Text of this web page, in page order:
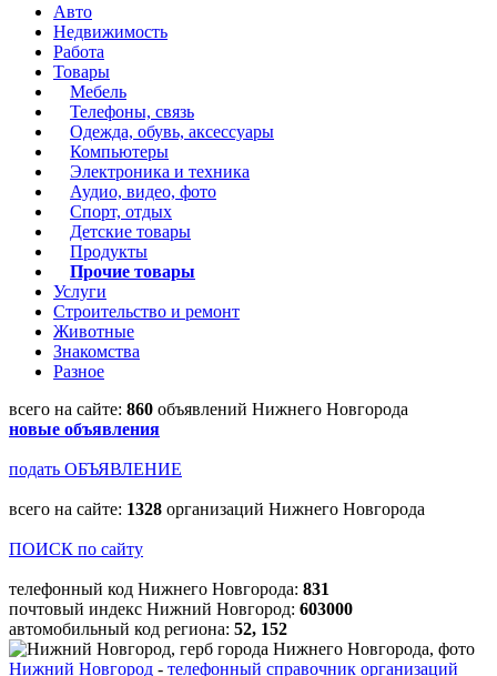
Авто
Недвижимость
Работа
Товары
Мебель
Телефоны, связь
Одежда, обувь, аксессуары
Компьютеры
Электроника и техника
Аудио, видео, фото
Спорт, отдых
Детские товары
Продукты
Прочие товары
Услуги
Строительство и ремонт
Животные
Знакомства
Разное
всего на сайте: 860 объявлений Нижнего Новгорода
новые объявления
подать ОБЪЯВЛЕНИЕ
всего на сайте: 1328 организаций Нижнего Новгорода
ПОИСК по сайту
телефонный код Нижнего Новгорода: 831
почтовый индекс Нижний Новгород: 603000
автомобильный код региона: 52, 152
Нижний Новгород - телефонный справочник организаций